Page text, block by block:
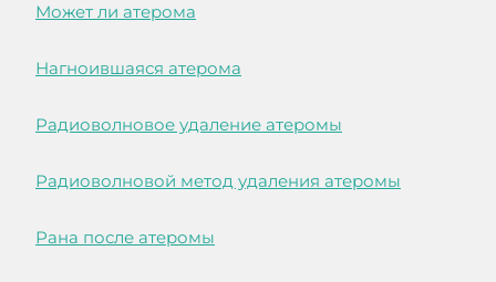
Может ли атерома
Нагноившаяся атерома
Радиоволновое удаление атеромы
Радиоволновой метод удаления атеромы
Рана после атеромы